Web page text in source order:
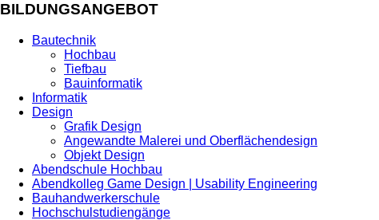
BILDUNGSANGEBOT
Bautechnik
Hochbau
Tiefbau
Bauinformatik
Informatik
Design
Grafik Design
Angewandte Malerei und Oberflächendesign
Objekt Design
Abendschule Hochbau
Abendkolleg Game Design | Usability Engineering
Bauhandwerkerschule
Hochschulstudiengänge